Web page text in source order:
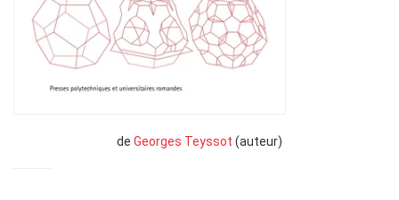
de Georges Teyssot (auteur)